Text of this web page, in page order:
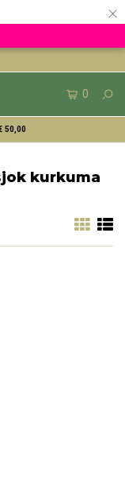
×
0
50,00
kurkuma